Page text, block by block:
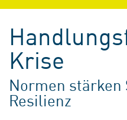
Krise
Normen stärken
Resilienz